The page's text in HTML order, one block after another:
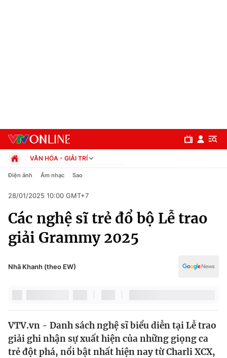
Chuyên mục
Chính trị
Pháp luật
Thế giới
VĂN HÓA - GIẢI TRÍ
Chính trị
Pháp luật
Kinh tế
Thể thao
Truyền hình
Y tế
Công nghệ
Điện ảnh Âm nhạc Sao
28/01/2025 10:00 GMT+7
Các nghệ sĩ trẻ đổ bộ Lễ trao
giải Grammy 2025
Nhã Khanh (theo EW)
VTV.vn - Danh sách nghệ sĩ biểu diễn tại Lễ trao
giải ghi nhận sự xuất hiện của những giọng ca
trẻ đột phá, nổi bật nhất hiện nay từ Charli XCX,